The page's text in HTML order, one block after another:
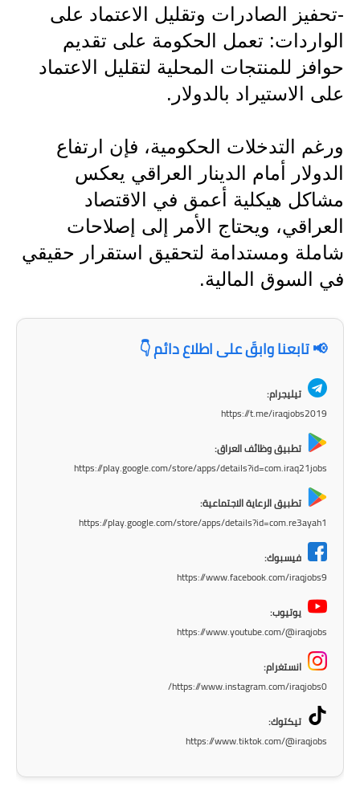
صحة وطب
فن ومشاهير
العامة
-تحفيز الصادرات وتقليل الاعتماد على
الواردات: تعمل الحكومة على تقديم
حوافز للمنتجات المحلية لتقليل الاعتماد
على الاستيراد بالدولار.
ورغم التدخلات الحكومية، فإن ارتفاع
الدولار أمام الدينار العراقي يعكس
مشاكل هيكلية أعمق في الاقتصاد
العراقي، ويحتاج الأمر إلى إصلاحات
شاملة ومستدامة لتحقيق استقرار حقيقي
في السوق المالية.
📢 تابعنا وابقَ على اطلاع دائم 👇
تيليجرام:
https://t.me/iraqjobs2019
تطبيق وظائف العراق:
https://play.google.com/store/apps/details?id=com.iraq21jobs
تطبيق الرعاية الاجتماعية:
https://play.google.com/store/apps/details?id=com.re3ayah1
فيسبوك:
https://www.facebook.com/iraqjobs9
يوتيوب:
https://www.youtube.com/@iraqjobs
انستغرام:
https://www.instagram.com/iraqjobs0/
تيكتوك:
https://www.tiktok.com/@iraqjobs